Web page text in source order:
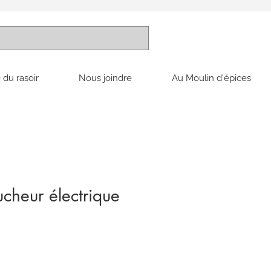
rasoir Nous joindre Au Moulin d'épices
électrique